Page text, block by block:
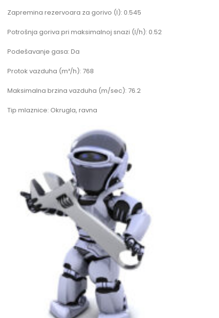
Zapremina rezervoara za gorivo (l): 0.545
Potrošnja goriva pri maksimalnoj snazi (l/h): 0.52
Podešavanje gasa: Da
Protok vazduha (m³/h): 768
Maksimalna brzina vazduha (m/sec): 76.2
Tip mlaznice: Okrugla, ravna